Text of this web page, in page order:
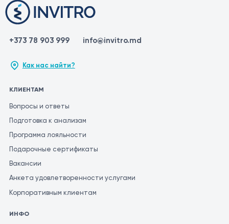
+373 78 903 999 info@invitro.md
Как нас найти?
КЛИЕНТАМ
Вопросы и ответы
Подготовка к анализам
Программа лояльности
Подарочные сертификаты
Вакансии
Анкета удовлетворенности услугами
Корпоративным клиентам
ИНФО